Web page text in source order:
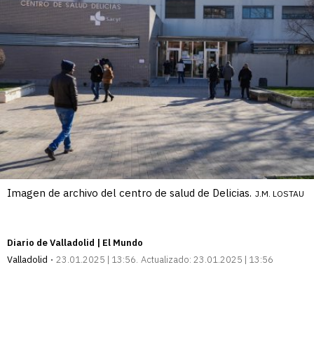
Imagen de archivo del centro de salud de Delicias. J.M. LOSTAU
Diario de Valladolid | El Mundo
Valladolid
23.01.2025 | 13:56 Actualizado: 23.01.2025 | 13:56